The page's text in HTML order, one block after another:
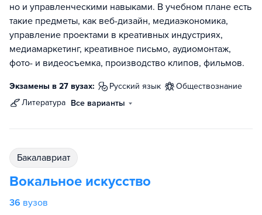
но и управленческими навыками. В учебном плане есть
такие предметы, как веб-дизайн, медиаэкономика,
управление проектами в креативных индустриях,
медиамаркетинг, креативное письмо, аудиомонтаж,
фото- и видеосъемка, производство клипов, фильмов.
Экзамены в 27 вузах: русский язык
обществознание
литература Все варианты
бакалавриат
Вокальное искусство
36 вузов